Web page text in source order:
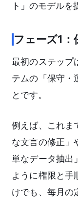
ト」のモデルを
フェーズ1：
最初のステップ
テムの「保守・
とです。
例えば、これま
な文言の修正」
単なデータ抽出
ように権限と手
けでも、毎月の